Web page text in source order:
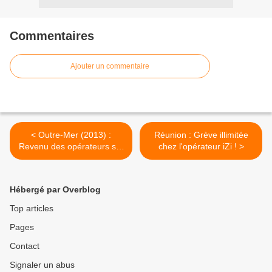
Commentaires
Ajouter un commentaire
< Outre-Mer (2013) :
Revenu des opérateurs sur
les accès fixes (Internet &
Réunion : Grève illimitée
chez l'opérateur iZi ! >
Hébergé par Overblog
Top articles
Pages
Contact
Signaler un abus